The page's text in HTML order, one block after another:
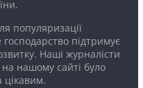
популяризації
підтримує
Наші журналісти
нашому сайті було